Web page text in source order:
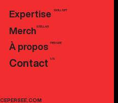
Expertise SKILLSET
MerchSTELLAR
À propos PERSEE
Contact US